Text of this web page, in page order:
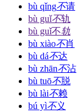
bù qǐng不请
bù guǐ不轨
bù guǐ不轨
bù xiào不肖
bù dá不达
bù zhān不沾
bù tuō不脱
bù lài不赖
bú yì不义